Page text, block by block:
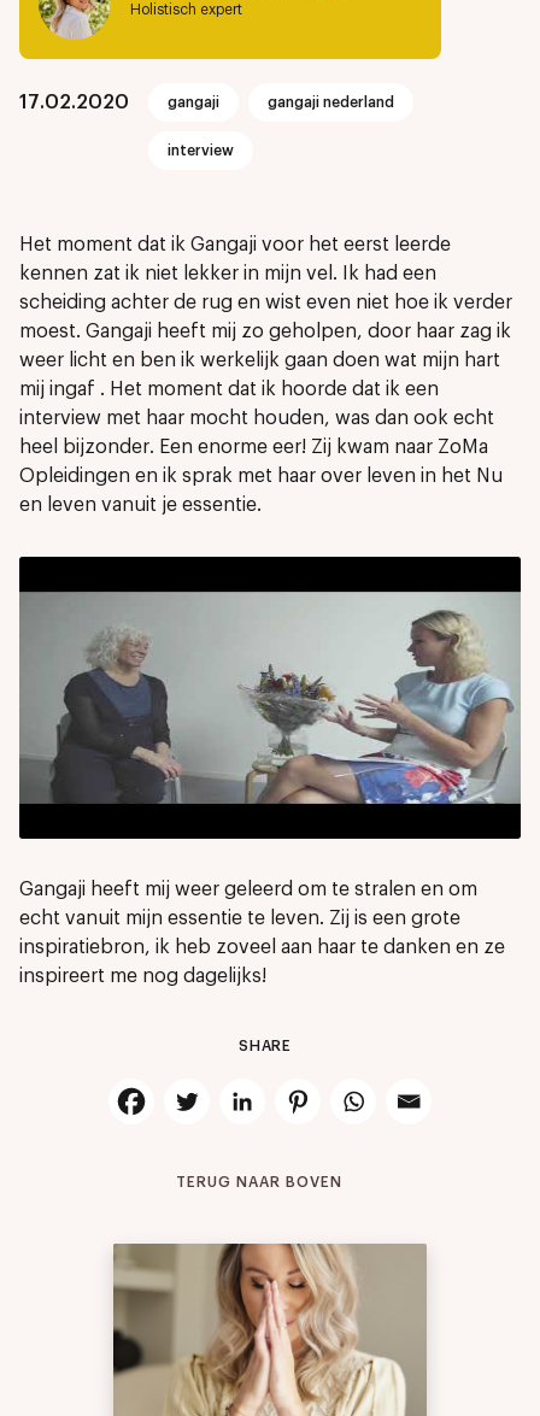
Holistisch expert
17.02.2020 gangaji gangaji nederland
interview
Het moment dat ik Gangaji voor het eerst leerde
kennen zat ik niet lekker in mijn vel. Ik had een
scheiding achter de rug en wist even niet hoe ik verder
moest. Gangaji heeft mij zo geholpen, door haar zag ik
weer licht en ben ik werkelijk gaan doen wat mijn hart
mij ingaf . Het moment dat ik hoorde dat ik een
interview met haar mocht houden, was dan ook echt
heel bijzonder. Een enorme eer! Zij kwam naar ZoMa
Opleidingen en ik sprak met haar over leven in het Nu
en leven vanuit je essentie.
Gangaji heeft mij weer geleerd om te stralen en om
echt vanuit mijn essentie te leven. Zij is een grote
inspiratiebron, ik heb zoveel aan haar te danken en ze
inspireert me nog dagelijks!
SHARE
TERUG NAAR BOVEN